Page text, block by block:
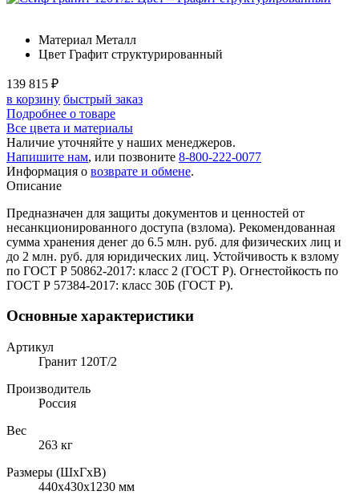
Материал Металл
Цвет Графит структурированный
139 815 ₽
в корзину быстрый заказ
Подробнее о товаре
Все цвета и материалы
Наличие уточняйте у наших менеджеров.
Напишите нам, или позвоните 8-800-222-0077
Информация о возврате и обмене.
Описание
Предназначен для защиты документов и ценностей от
несанкционированного доступа (взлома). Рекомендованная
сумма хранения денег до 6.5 млн. руб. для физических лиц и
до 2 млн. руб. для юридических лиц. Устойчивость к взлому
по ГОСТ Р 50862-2017: класс 2 (ГОСТ Р). Огнестойкость по
ГОСТ Р 57384-2017: класс 30Б (ГОСТ Р).
Основные характеристики
Артикул
Гранит 120T/2
Производитель
Россия
Вес
263 кг
Размеры (ШхГхВ)
440x430x1230 мм